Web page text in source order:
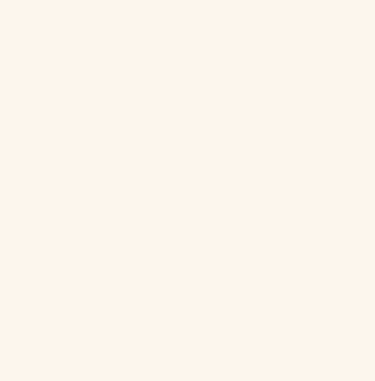
giáo bị bắt vì mang đồng hồ tự ráp đến trường”